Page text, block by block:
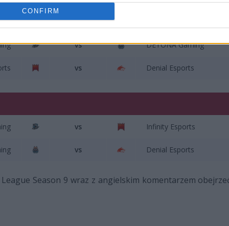
CONFIRM
vs DETONA Gaming
vs Denial Esports
vs Infinity Esports
vs Denial Esports
Season 9 wraz z angielskim komentarzem